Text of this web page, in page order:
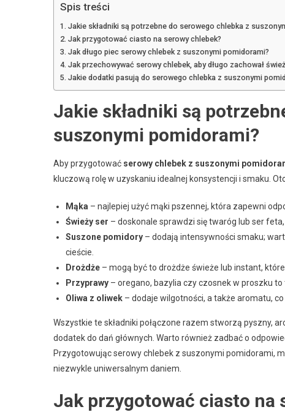
Spis treści
Jakie składniki są potrzebne do serowego chlebka z
Jak przygotować ciasto na serowy chlebek?
Jak długo piec serowy chlebek z suszonymi pomidorami?
Jak przechowywać serowy chlebek, aby długo zachował
Jakie dodatki pasują do serowego chlebka z suszonymi
Jakie składniki są
suszonymi pomidorami?
Aby przygotować serowy chlebek z suszonymi
kluczową rolę w uzyskaniu idealnej konsystencji i smaku.
Mąka – najlepiej użyć mąki pszennej, która zapewni
Świeży ser – doskonale sprawdzi się twaróg lub ser
Suszone pomidory – dodają intensywności smaku;
cieście.
Drożdże – mogą być to drożdże świeże lub instant,
Przyprawy – oregano, bazylia czy czosnek w proszku
Oliwa z oliwek – dodaje wilgotności, a także aromatu,
Wszystkie te składniki połączone razem stworzą pyszny,
dodatek do dań głównych. Warto również zadbać o
Przygotowując serowy chlebek z suszonymi pomidorami,
niezwykle uniwersalnym daniem.
Jak przygotować ciasto na